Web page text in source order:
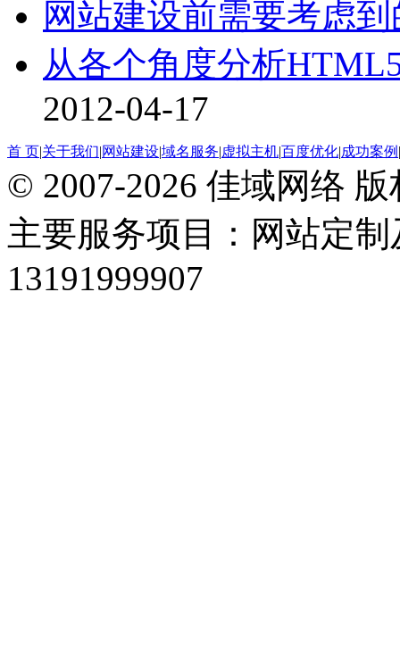
网站建设前需要考虑
从各个角度分析
2012-04-17
首 页|关于我们|网站建设|域名服务|虚拟主机|百度优化|成功案例 |
© 2007-2026 佳域网络
主要服务项目：网站定
13191999907